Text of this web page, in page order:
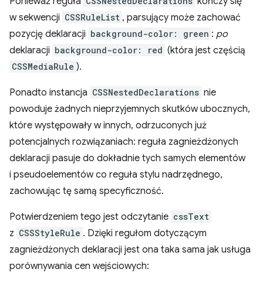
w sekwencji CSSRuleList , parsujący może zachować
pozycję deklaracji background-color: green : po
deklaracji background-color: red (która jest częścią
CSSMediaRule ).
Ponadto instancja CSSNestedDeclarations nie
powoduje żadnych nieprzyjemnych skutków ubocznych,
które występowały w innych, odrzuconych już
potencjalnych rozwiązaniach: reguła zagnieżdżonych
deklaracji pasuje do dokładnie tych samych elementów
i pseudoelementów co reguła stylu nadrzędnego,
zachowując tę samą specyficzność.
Potwierdzeniem tego jest odczytanie cssText
z CSSStyleRule . Dzięki regułom dotyczącym
zagnieżdżonych deklaracji jest ona taka sama jak usługa
porównywania cen wejściowych: